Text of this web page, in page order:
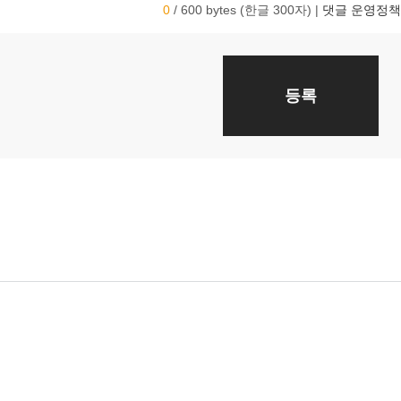
0 / 600 bytes (한글 300자) | 댓글 운영정책
등록